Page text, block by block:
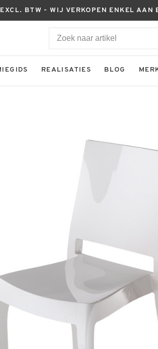
BTW - WIJ VERKOPEN ENKEL
REALISATIES BLOG